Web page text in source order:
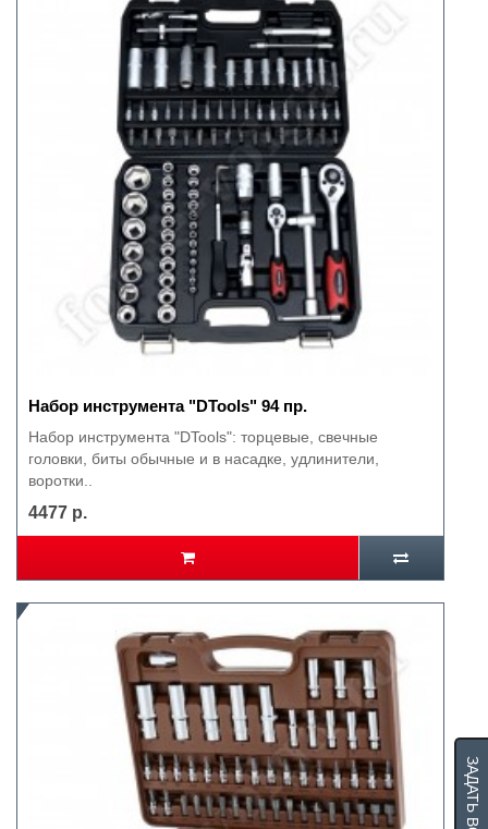
Набор инструмента "DTools" 94 пр.
Набор инструмента "DTools": торцевые, свечные
головки, биты обычные и в насадке, удлинители,
воротки..
4477 р.